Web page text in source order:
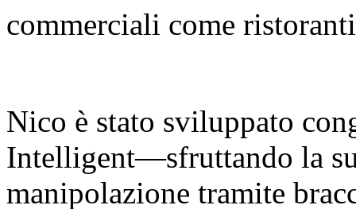
commerciali come
Nico è stato sviluppato
Intelligent—sfruttando la
manipolazione tramite